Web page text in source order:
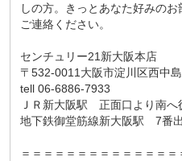
しの方。きっとあなた好みの
ご連絡ください。
センチュリー21新大阪本店
〒532-0011大阪市淀川区西中
tell 06-6886-7933
ＪＲ新大阪駅 正面口より南へ
地下鉄御堂筋線新大阪駅 7番
＝＝＝＝＝＝＝＝＝＝＝＝＝